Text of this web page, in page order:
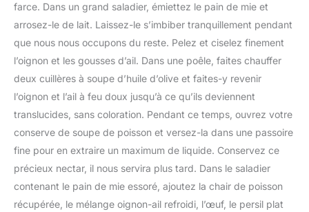
farce. Dans un grand saladier, émiettez le pain de mie et
arrosez-le de lait. Laissez-le s’imbiber tranquillement pendant
que nous nous occupons du reste. Pelez et ciselez finement
l’oignon et les gousses d’ail. Dans une poêle, faites chauffer
deux cuillères à soupe d’huile d’olive et faites-y revenir
l’oignon et l’ail à feu doux jusqu’à ce qu’ils deviennent
translucides, sans coloration. Pendant ce temps, ouvrez votre
conserve de soupe de poisson et versez-la dans une passoire
fine pour en extraire un maximum de liquide. Conservez ce
précieux nectar, il nous servira plus tard. Dans le saladier
contenant le pain de mie essoré, ajoutez la chair de poisson
récupérée, le mélange oignon-ail refroidi, l’œuf, le persil plat